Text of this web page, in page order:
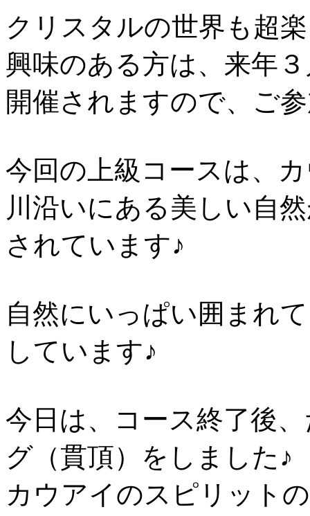
クリスタルの世界も超
興味のある方は、来年
開催されますので、ご
今回の上級コースは、
川沿いにある美しい自
されています♪
自然にいっぱい囲まれ
しています♪
今日は、コース終了後
グ（貫頂）をしました♪
カウアイのスピリット